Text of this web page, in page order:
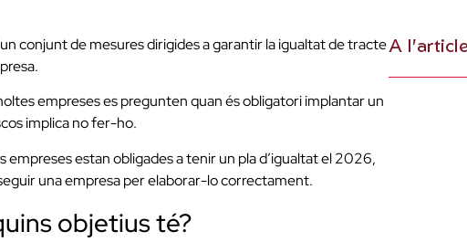
conjunt de mesures dirigides a garantir la igualtat de tracte
empreses es pregunten quan és obligatori implantar un
implica no fer-ho.
estan obligades a tenir un pla d’igualtat el 2026,
una empresa per elaborar-lo correctament.
objetius té?
A